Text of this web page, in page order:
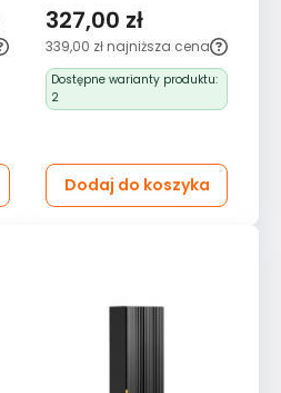
78,5x120x40 cm z 6
szufladami dąb artisan
antracyt do salonu i
sypialni
327,00 zł
339,00 zł najniższa cena
Dostępne warianty produktu:
2
Dodaj do koszyka